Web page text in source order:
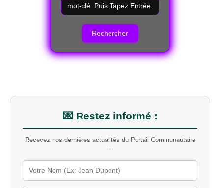
e
c
m
o
t
-
l
é
💌 Restez informé :
Recevez nos dernières actualités du Portail Communautaire
....